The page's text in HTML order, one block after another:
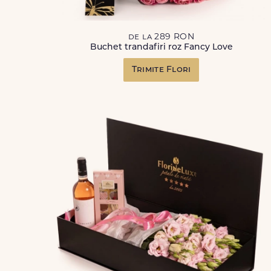
de la 289 RON
Buchet trandafiri roz Fancy Love
Trimite Flori